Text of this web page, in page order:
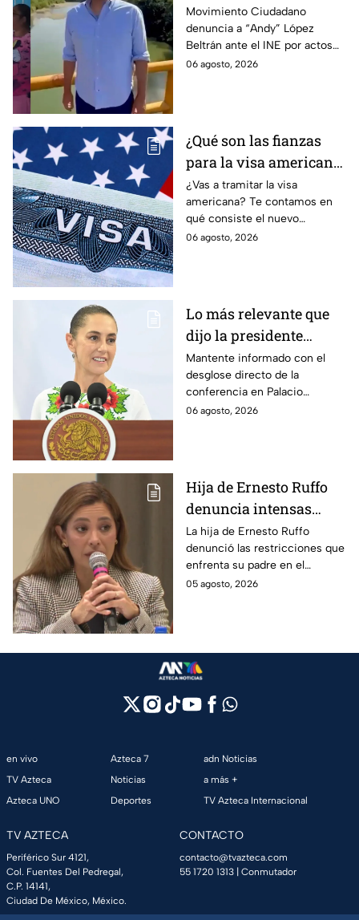
Juan Zavala denuncia
ante el INE a Andy
López Beltrán por
campaña anticipada en
Movimiento Ciudadano
denuncia a “Andy” López
Beltrán ante el INE por actos
anticipados de campaña en
06 agosto, 2026
¿Qué son las fianzas
para la visa americana
y por qué causan tanta
controversia?
¿Vas a tramitar la visa
americana? Te contamos en
qué consiste el nuevo
programa de fianzas
06 agosto, 2026
Lo más relevante que
dijo la presidente
Claudia Sheinbaum
hoy jueves 6 de agosto
en la mañanera
Mantente informado con el
desglose directo de la
conferencia en Palacio
Nacional este jueves 6 de
06 agosto, 2026
Hija de Ernesto Ruffo
denuncia intensas
restricciones en el
Altiplano; buscan que
salga del penal
La hija de Ernesto Ruffo
denunció las restricciones que
enfrenta su padre en el
Altiplano y anunció que
05 agosto, 2026
en vivo
TV Azteca
Azteca UNO
Azteca 7
Noticias
Deportes
adn Noticias
a más +
TV Azteca Internacional
TV AZTECA
Periférico Sur 4121,
Col. Fuentes Del Pedregal,
C.P. 14141,
Ciudad De México, México.
CONTACTO
contacto@tvazteca.com
55 1720 1313 | Conmutador